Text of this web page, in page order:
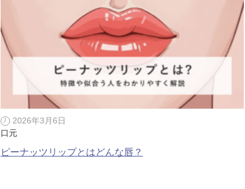
プロテーゼ手術（顎）
ベビーコラーゲン
水光注射
ジュベルック（Juvelook）
2026年3月6日
口元
ピーナッツリップとはどんな唇？